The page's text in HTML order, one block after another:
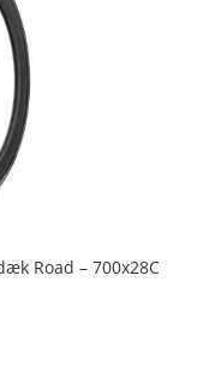
Road – 700x28C